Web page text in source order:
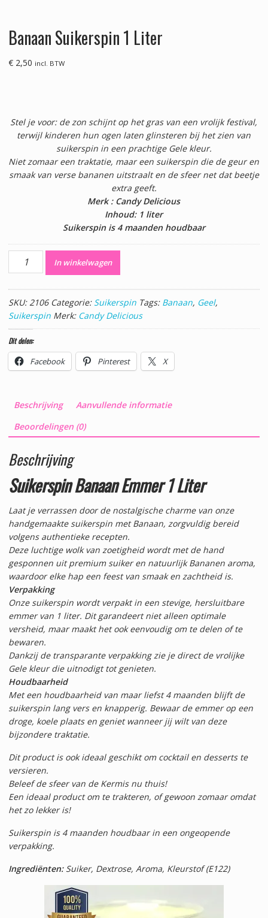
Banaan Suikerspin 1 Liter
€2,50 incl. BTW
Stel je voor: de zon schijnt op het gras van een vrolijk festival,
terwijl kinderen hun ogen laten glinsteren bij het zien van
suikerspin in een prachtige Gele kleur.
Niet zomaar een traktatie, maar een suikerspin die de geur en
smaak van verse bananen uitstraalt en de sfeer net dat beetje
extra geeft.
Merk : Candy Delicious
Inhoud: 1 liter
Suikerspin is 4 maanden houdbaar
Banaan
Suikerspin
aantal
In winkelwagen
SKU:2106 Categorie: Suikerspin Tags: Banaan, Geel,
Suikerspin Merk: Candy Delicious
Dit delen:
Facebook Pinterest X
Beschrijving
Aanvullende informatie
Beoordelingen (0)
Beschrijving
Suikerspin Banaan Emmer 1 Liter
Laat je verrassen door de nostalgische charme van onze
handgemaakte suikerspin met Banaan, zorgvuldig bereid
volgens authentieke recepten.
Deze luchtige wolk van zoetigheid wordt met de hand
gesponnen uit premium suiker en natuurlijk Bananen aroma,
waardoor elke hap een feest van smaak en zachtheid is.
Verpakking
Onze suikerspin wordt verpakt in een stevige, hersluitbare
emmer van 1 liter. Dit garandeert niet alleen optimale
versheid, maar maakt het ook eenvoudig om te delen of te
bewaren.
Dankzij de transparante verpakking zie je direct de vrolijke
Gele kleur die uitnodigt tot genieten.
Houdbaarheid
Met een houdbaarheid van maar liefst 4 maanden blijft de
suikerspin lang vers en knapperig. Bewaar de emmer op een
droge, koele plaats en geniet wanneer jij wilt van deze
bijzondere traktatie.
Dit product is ook ideaal geschikt om cocktail en desserts te
versieren.
Beleef de sfeer van de Kermis nu thuis!
Een ideaal product om te trakteren, of gewoon zomaar omdat
het zo lekker is!
Suikerspin is 4 maanden houdbaar in een ongeopende
verpakking.
Ingrediënten:Suiker, Dextrose, Aroma, Kleurstof (E122)